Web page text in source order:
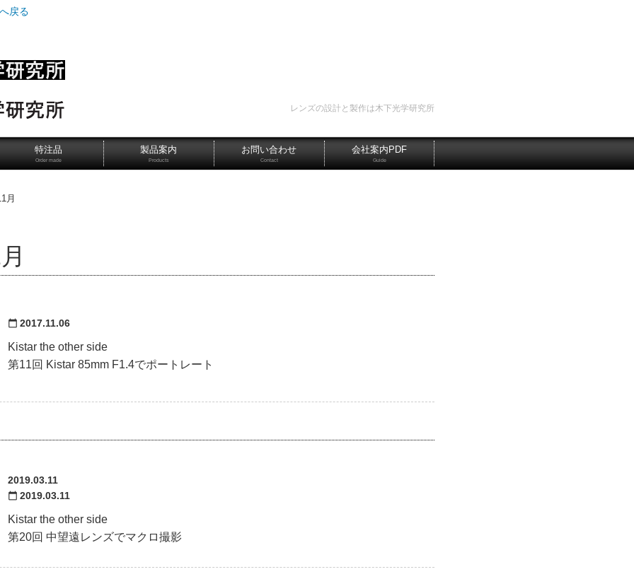
レンズの設計と製作は木下光学研究所
特注品
Order made
製品案内
Products
お問い合わせ
Contact
会社案内PDF
Guide
戻る
月
Kistar the other side
第11回 Kistar 85mm F1.4でポートレート
calendar_today 2017.11.06
2019.03.11
Kistar the other side
第20回 中望遠レンズでマクロ撮影
calendar_today 2019.03.11